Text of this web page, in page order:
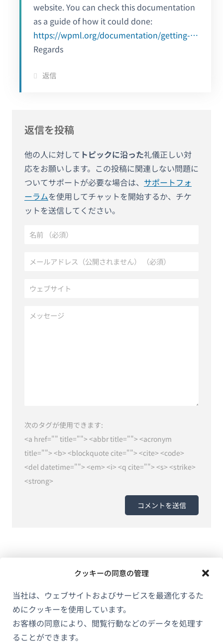
クッキーの同意の管理
当社は、ウェブサイトおよびサービスを最適化するた
めにクッキーを使用しています。
お客様の同意により、閲覧行動などのデータを処理す
ることができます。
website. You can check this documentation
as a guide of how it could done:
https://wpml.org/documentation/getting-started-guide/language-setup/language-switcher-options/custom-language-switcher/
Regards
返信
返信を投稿
他の人に対して トピックに沿った礼儀正しい対
応をお願いします。この投稿に関連しない問題に
ついてサポートが必要な場合は、 サポートフォ
ーラムを使用してチャットを開始するか、チケ
ットを送信してください。
次のタグが使用できます:
<a href="" title=""> <abbr title=""> <acronym
title=""> <b> <blockquote cite=""> <cite> <code>
<del datetime=""> <em> <i> <q cite=""> <s> <strike>
<strong>